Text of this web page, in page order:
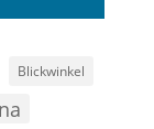
Blickwinkel